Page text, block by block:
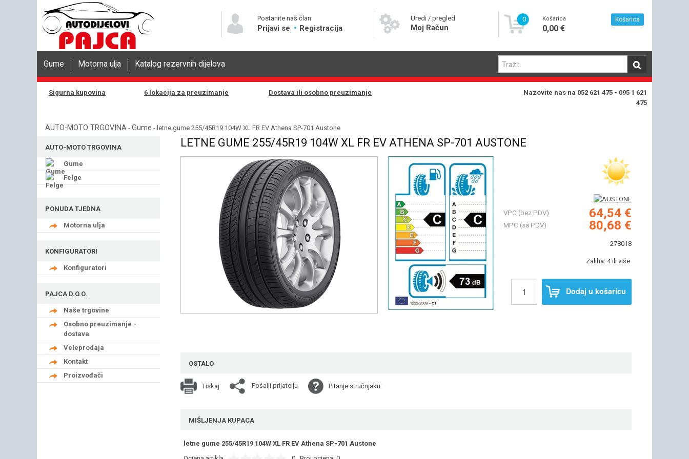
Postanite naš član
Prijavi se Registracija
Uredi / pregled
Moj Račun
0 Košarica
0,00 €
Košarica
Gume Motorna ulja Katalog rezervnih dijelova
Sigurna kupovina 6 lokacija za preuzimanje Dostava ili osobno preuzimanje
Nazovite nas na 052 621 475 - 095 1 621
475
AUTO-MOTO TRGOVINA - Gume - letne gume 255/45R19 104W XL FR EV Athena SP-701 Austone
AUTO-MOTO TRGOVINA
Gume
Felge
PONUDA TJEDNA
Motorna ulja
KONFIGURATORI
Konfiguratori
PAJCA D.O.O.
Naše trgovine
Osobno preuzimanje -
dostava
Veleprodaja
Kontakt
Proizvođači
LETNE GUME 255/45R19 104W XL FR EV ATHENA SP-701 AUSTONE
VPC (bez PDV) 64,54 €
MPC (sa PDV) 80,68 €
278018
Zaliha: 4 ili više
Dodaj u košaricu
OSTALO
Tiskaj Pošalji prijatelju Pitanje stručnjaku:
MIŠLJENJA KUPACA
letne gume 255/45R19 104W XL FR EV Athena SP-701 Austone